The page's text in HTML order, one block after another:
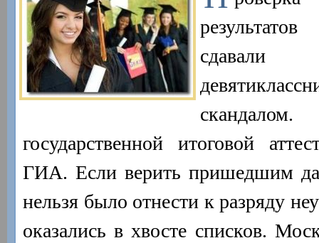
государственной итоговой
ГИА. Если верить пришедшим
нельзя было отнести к разряду
оказались в хвосте списков.